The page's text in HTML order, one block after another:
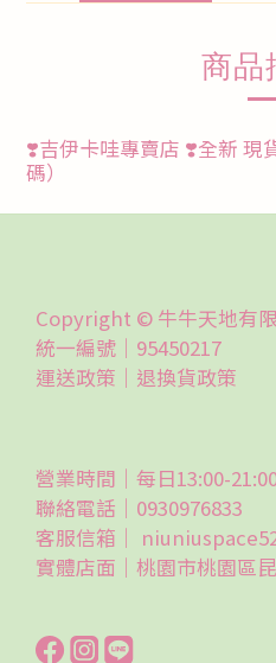
商品
❣️吉伊卡哇專賣店 ❣️全新 現
碼）
Copyright © 牛牛天地有
統一編號｜95450217
運送政策｜ 退換貨政策
營業時間｜每日13:00-
聯絡電話｜0930976833
客服信箱｜
實體店面｜桃園市桃園區